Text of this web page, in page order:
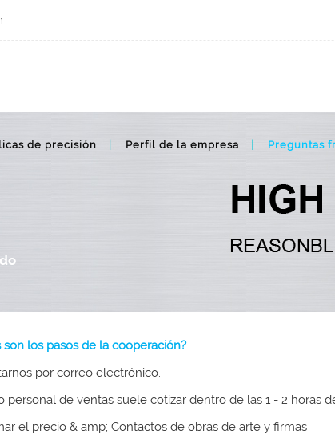
de precisión Perfil de la empresa Preguntas
son los pasos de la cooperación?
por correo electrónico.
personal de ventas suele cotizar dentro de las 1 - 2 horas
el precio & amp; Contactos de obras de arte y firmas